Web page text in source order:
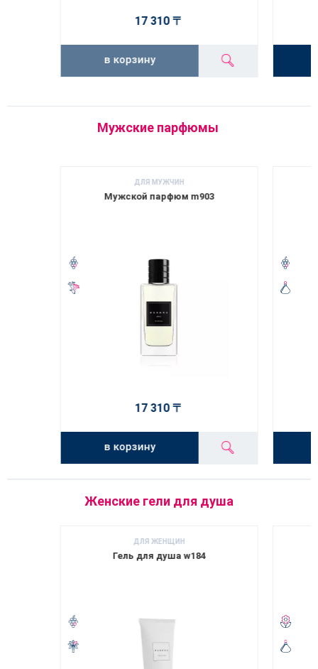
17 310 〒
в корзину
Мужские парфюмы
ДЛЯ МУЖЧИН
Мужской парфюм m903
17 310 〒
в корзину
Женские гели для душа
ДЛЯ ЖЕНЩИН
Гель для душа w184